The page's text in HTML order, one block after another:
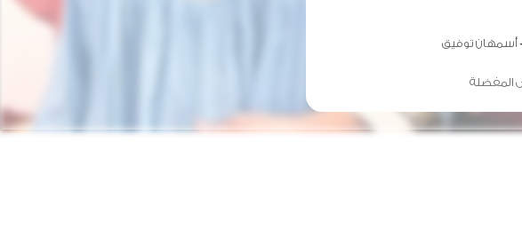
أسمهان توفيق
المفضلة